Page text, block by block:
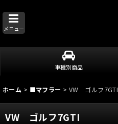
メニュー
車種別商品
ホーム > ■マフラー > VW ゴルフ7GTI
VW ゴルフ7GTI